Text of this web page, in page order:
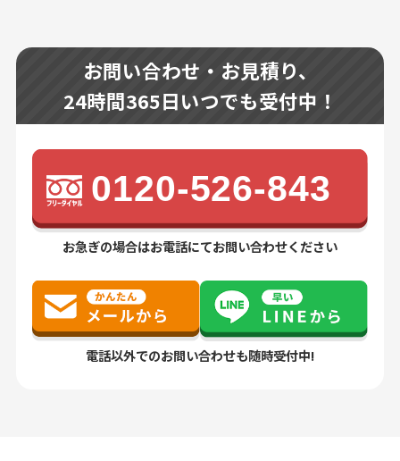
お問い合わせ・お見積り、
24時間365日いつでも受付中！
0120-526-843
お急ぎの場合はお電話にてお問い合わせください
電話以外でのお問い合わせも随時受付中!